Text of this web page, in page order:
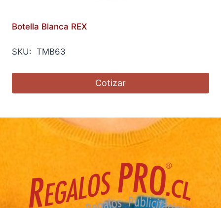
Botella Blanca REX
SKU: TMB63
Cotizar